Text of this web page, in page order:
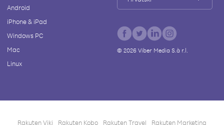
Android
iPhone & iPad
Windows PC
Mac
Linux
© 2026Viber Media S.à r.l.
Rakuten Viki Rakuten Kobo Rakuten Travel Rakuten Marketing